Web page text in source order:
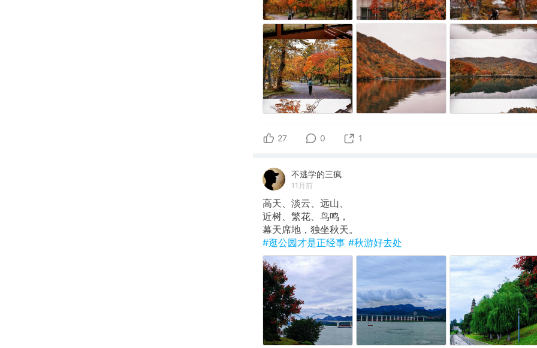
27 0 1
不逃学的三疯
11月前
高天、淡云、远山、
近树、繁花、鸟鸣，
幕天席地，独坐秋天。
#逛公园才是正经事 #秋游好去处